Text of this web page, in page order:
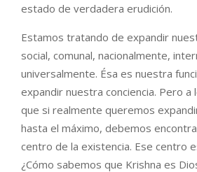
estado de verdadera erudición.
Estamos tratando de expandir
social, comunal, nacionalmente,
universalmente. Ésa es nuestra
expandir nuestra conciencia. Pero
que si realmente queremos
hasta el máximo, debemos
centro de la existencia. Ese centro
¿Cómo sabemos que Krishna es